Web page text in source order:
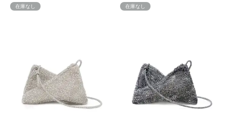
在庫なし
在庫なし